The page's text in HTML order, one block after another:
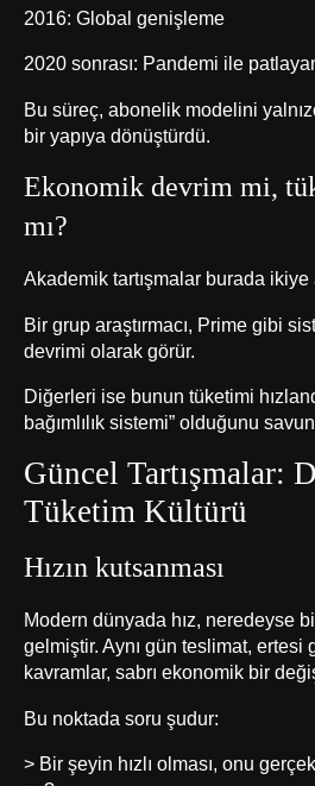
2016: Global genişleme
2020 sonrası: Pandemi ile
Bu süreç, abonelik modelini
bir yapıya dönüştürdü.
Ekonomik devrim mi,
mı?
Akademik tartışmalar burada ikiye
Bir grup araştırmacı, Prime gibi
devrimi olarak görür.
Diğerleri ise bunun tüketimi
bağımlılık sistemi” olduğunu
Güncel Tartışmalar:
Tüketim Kültürü
Hızın kutsanması
Modern dünyada hız, neredeyse
gelmiştir. Aynı gün teslimat, ertesi
kavramlar, sabrı ekonomik bir
Bu noktada soru şudur:
> Bir şeyin hızlı olması, onu